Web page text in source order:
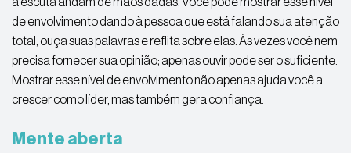
de envolvimento dando à pessoa que está falando sua atenção
total; ouça suas palavras e reflita sobre elas. Às vezes você nem
precisa fornecer sua opinião; apenas ouvir pode ser o suficiente.
Mostrar esse nível de envolvimento não apenas ajuda você a
crescer como líder, mas também gera confiança.
Mente aberta